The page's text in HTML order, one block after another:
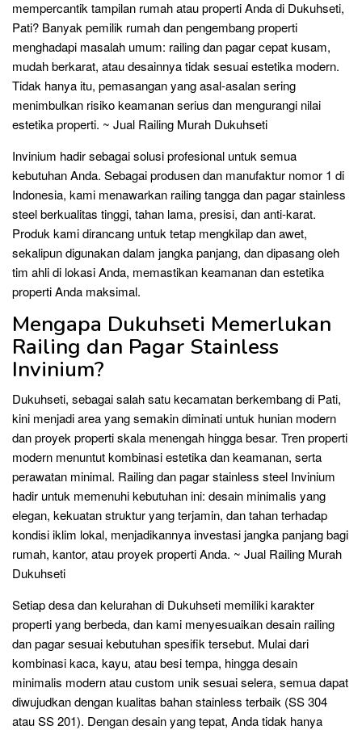
mempercantik tampilan rumah atau properti Anda di Dukuhseti,
Pati? Banyak pemilik rumah dan pengembang properti
menghadapi masalah umum: railing dan pagar cepat kusam,
mudah berkarat, atau desainnya tidak sesuai estetika modern.
Tidak hanya itu, pemasangan yang asal-asalan sering
menimbulkan risiko keamanan serius dan mengurangi nilai
estetika properti. ~ Jual Railing Murah Dukuhseti
Invinium hadir sebagai solusi profesional untuk semua
kebutuhan Anda. Sebagai produsen dan manufaktur nomor 1 di
Indonesia, kami menawarkan railing tangga dan pagar stainless
steel berkualitas tinggi, tahan lama, presisi, dan anti-karat.
Produk kami dirancang untuk tetap mengkilap dan awet,
sekalipun digunakan dalam jangka panjang, dan dipasang oleh
tim ahli di lokasi Anda, memastikan keamanan dan estetika
properti Anda maksimal.
Mengapa Dukuhseti Memerlukan
Railing dan Pagar Stainless
Invinium?
Dukuhseti, sebagai salah satu kecamatan berkembang di Pati,
kini menjadi area yang semakin diminati untuk hunian modern
dan proyek properti skala menengah hingga besar. Tren properti
modern menuntut kombinasi estetika dan keamanan, serta
perawatan minimal. Railing dan pagar stainless steel Invinium
hadir untuk memenuhi kebutuhan ini: desain minimalis yang
elegan, kekuatan struktur yang terjamin, dan tahan terhadap
kondisi iklim lokal, menjadikannya investasi jangka panjang bagi
rumah, kantor, atau proyek properti Anda. ~ Jual Railing Murah
Dukuhseti
Setiap desa dan kelurahan di Dukuhseti memiliki karakter
properti yang berbeda, dan kami menyesuaikan desain railing
dan pagar sesuai kebutuhan spesifik tersebut. Mulai dari
kombinasi kaca, kayu, atau besi tempa, hingga desain
minimalis modern atau custom unik sesuai selera, semua dapat
diwujudkan dengan kualitas bahan stainless terbaik (SS 304
atau SS 201). Dengan desain yang tepat, Anda tidak hanya